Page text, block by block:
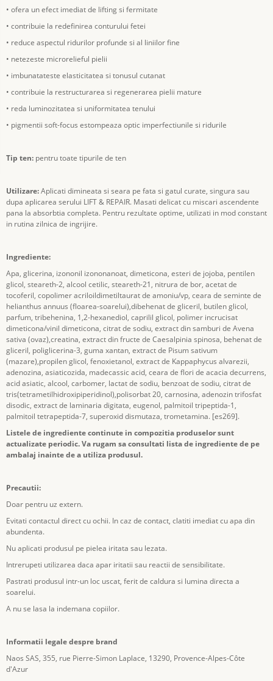
• ofera un efect imediat de lifting si fermitate
• contribuie la redefinirea conturului fetei
• reduce aspectul ridurilor profunde si al liniilor fine
• netezeste microrelieful pielii
• imbunatateste elasticitatea si tonusul cutanat
• contribuie la restructurarea si regenerarea pielii mature
• reda luminozitatea si uniformitatea tenului
• pigmentii soft-focus estompeaza optic imperfectiunile si ridurile
Tip ten: pentru toate tipurile de ten
Utilizare:Aplicati dimineata si seara pe fata si gatul curate, singura sau
dupa aplicarea serului LIFT & REPAIR. Masati delicat cu miscari ascendente
pana la absorbtia completa. Pentru rezultate optime, utilizati in mod constant
in rutina zilnica de ingrijire.
Ingrediente:
Apa, glicerina, izononil izononanoat, dimeticona, esteri de jojoba, pentilen
glicol, steareth-2, alcool cetilic, steareth-21, nitrura de bor, acetat de
tocoferil, copolimer acriloildimetiltaurat de amoniu/vp, ceara de seminte de
helianthus annuus (floarea-soarelui),dibehenat de gliceril, butilen glicol,
parfum, tribehenina, 1,2-hexanediol, caprilil glicol, polimer incrucisat
dimeticona/vinil dimeticona, citrat de sodiu, extract din samburi de Avena
sativa (ovaz),creatina, extract din fructe de Caesalpinia spinosa, behenat de
gliceril, poliglicerina-3, guma xantan, extract de Pisum sativum
(mazare),propilen glicol, fenoxietanol, extract de Kappaphycus alvarezii,
adenozina, asiaticozida, madecassic acid, ceara de flori de acacia decurrens,
acid asiatic, alcool, carbomer, lactat de sodiu, benzoat de sodiu, citrat de
tris(tetrametilhidroxipiperidinol),polisorbat 20, carnosina, adenozin trifosfat
disodic, extract de laminaria digitata, eugenol, palmitoil tripeptida-1,
palmitoil tetrapeptida-7, superoxid dismutaza, trometamina. [es269].
Listele de ingrediente continute in compozitia produselor sunt
actualizate periodic. Va rugam sa consultati lista de ingrediente de pe
ambalaj inainte de a utiliza produsul.
Precautii:
Doar pentru uz extern.
Evitati contactul direct cu ochii. In caz de contact, clatiti imediat cu apa din
abundenta.
Nu aplicati produsul pe pielea iritata sau lezata.
Intrerupeti utilizarea daca apar iritatii sau reactii de sensibilitate.
Pastrati produsul intr-un loc uscat, ferit de caldura si lumina directa a
soarelui.
A nu se lasa la indemana copiilor.
Informatii legale despre brand
Naos SAS, 355, rue Pierre-Simon Laplace, 13290, Provence-Alpes-Côte
d'Azur